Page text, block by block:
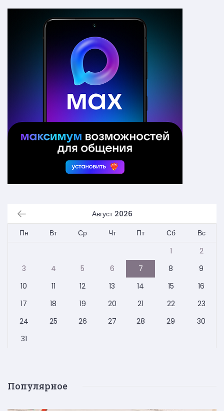
Август 2026
Пн
Вт Ср Чт Пт Сб
Вс
1
2
3
4 5 6 7 8
9
10
11 12 13 14 15
16
17
18 19 20 21 22
23
24
25 26 27 28 29
30
31
Популярное